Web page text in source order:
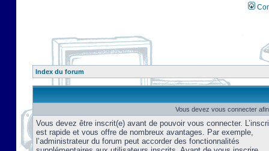
Index du forum
Vous devez vous connecter
Vous devez être inscrit(e) avant de pouvoir vous connecter.
est rapide et vous offre de nombreux avantages. Par exemple,
l’administrateur du forum peut accorder des fonctionnalités